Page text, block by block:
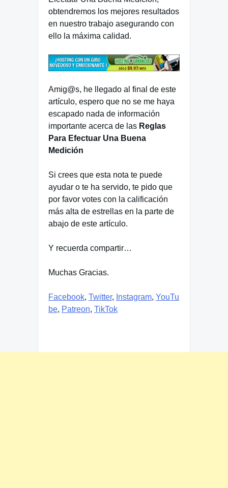
obtendremos los mejores resultados
en nuestro trabajo asegurando con
ello la máxima calidad.
Amig@s, he llegado al final de este
artículo, espero que no se me haya
escapado nada de información
importante acerca de las Reglas
Para Efectuar Una Buena
Medición
Si crees que esta nota te puede
ayudar o te ha servido, te pido que
por favor votes con la calificación
más alta de estrellas en la parte de
abajo de este artículo.
Y recuerda compartir…
Muchas Gracias.
Facebook, Twitter, Instagram, YouTu
be, Patreon, TikTok